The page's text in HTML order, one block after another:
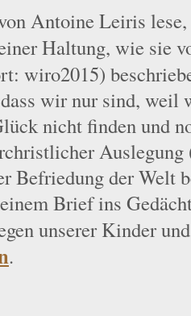
Antoine Leiris
Haltung, wie sie
wiro2015)
wir nur sind, weil
nicht finden und
Befriedung der Welt
Brief ins
unserer Kinder
.